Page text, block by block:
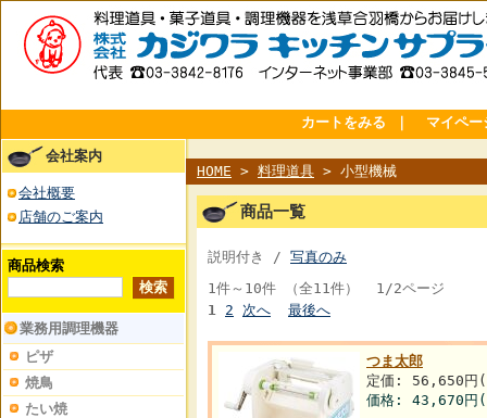
カートをみる マイペー
会社案内
会社概要
店舗のご案内
商品検索
業務用調理機器
ピザ
焼鳥
たい焼
HOME > 料理道具 > 小型機械
商品一覧
説明付き / 写真のみ
1件～10件 （全11件） 1/2ページ
1 2 次へ 最後へ
つま太郎
定価: 56,650円
価格: 43,670円